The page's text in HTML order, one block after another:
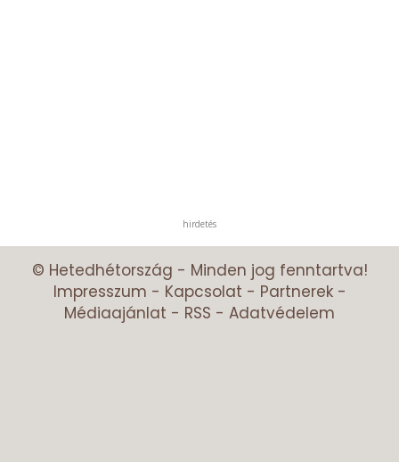
hirdetés
© Hetedhétország - Minden jog fenntartva!
Impresszum - Kapcsolat - Partnerek-
Médiaajánlat - RSS - Adatvédelem